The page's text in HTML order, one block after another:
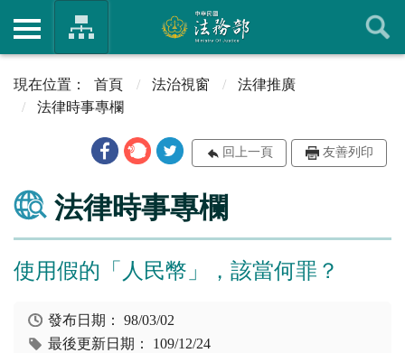
首頁 法治視窗
法律推廣
法律時事專欄
回上一頁 友善列印
法律時事專欄
使用假的「人民幣」，該當何罪？
發布日期：98/03/02
最後更新日期： 109/12/24